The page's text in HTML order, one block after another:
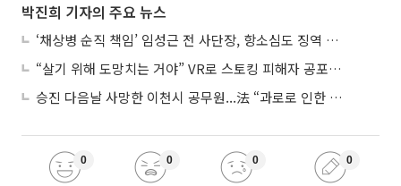
박진희 기자의 주요 뉴스
‘채상병 순직 책임’ 임성근 전 사단장, 항소심도 징역 3년
“살기 위해 도망치는 거야” VR로 스토킹 피해자 공포 마주한 수형자들
승진 다음날 사망한 이천시 공무원...法 “과로로 인한 순직”
0 0 0 0